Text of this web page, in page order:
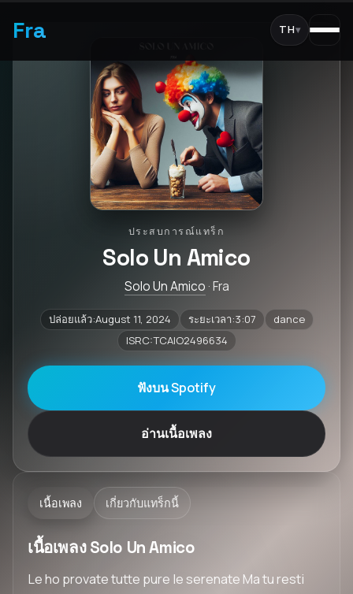
Fra TH▾
ประสบการณ์แทร็ก
Solo Un Amico
Solo Un Amico · Fra
ปล่อยแล้ว:August 11, 2024 ระยะเวลา:3:07
dance
ISRC:TCAIO2496634
ฟังบน Spotify
อ่านเนื้อเพลง
เนื้อเพลง เกี่ยวกับแทร็กนี้
เนื้อเพลง Solo Un Amico
Le ho provate tutte pure le serenate Ma tu resti